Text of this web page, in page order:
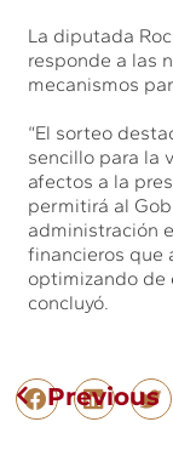
La diputada
responde a las
mecanismos
“El sorteo
sencillo para la
afectos a la
permitirá al
administración
financieros que
optimizando de
concluyó.
Previous